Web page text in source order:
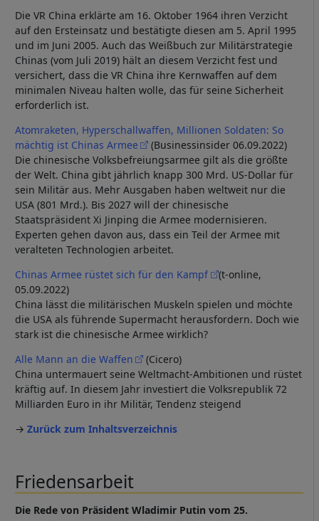
Die VR China erklärte am 16. Oktober 1964 ihren Verzicht
auf den Ersteinsatz und bestätigte diesen am 5. April 1995
und im Juni 2005. Auch das Weißbuch zur Militärstrategie
Chinas (vom Juli 2019) hält an diesem Verzicht fest und
versichert, dass die VR China ihre Kernwaffen auf dem
minimalen Niveau halten wolle, das für seine Sicherheit
erforderlich ist.
Atomraketen, Hyperschallwaffen, Millionen Soldaten: So
mächtig ist Chinas Armee
(Businessinsider 06.09.2022)
Die chinesische Volksbefreiungsarmee gilt als die größte
der Welt. China gibt jährlich knapp 300 Mrd. US-Dollar für
sein Militär aus. Mehr Ausgaben haben weltweit nur die
USA (801 Mrd.). Bis 2027 will der chinesische
Staatspräsident Xi Jinping die Armee modernisieren.
Experten gehen davon aus, dass ein Teil der Armee mit
veralteten Technologien arbeitet.
Chinas Armee rüstet sich für den Kampf
(t-online,
05.09.2022)
China lässt die militärischen Muskeln spielen und möchte
die USA als führende Supermacht herausfordern. Doch wie
stark ist die chinesische Armee wirklich?
Alle Mann an die Waffen
(Cicero)
China untermauert seine Weltmacht-Ambitionen und rüstet
kräftig auf. In diesem Jahr investiert die Volksrepublik 72
Milliarden Euro in ihr Militär, Tendenz steigend
→ Zurück zum Inhaltsverzeichnis
Friedensarbeit
Die Rede von Präsident Wladimir Putin vom 25.